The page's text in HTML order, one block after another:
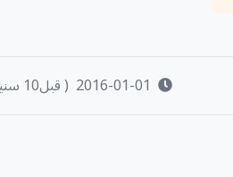
2016-01-01 ( قبل10 سنين )